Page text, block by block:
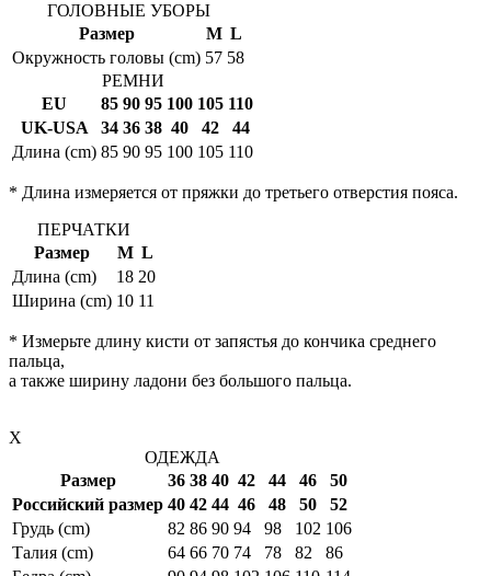
ГОЛОВНЫЕ УБОРЫ
Размер
M L
Окружность головы (cm) 57 58
РЕМНИ
EU
85 90 95 100 105 110
UK-USA
34 36 38 40 42
44
Длина (cm) 85 90 95 100 105 110
* Длина измеряется от пряжки до третьего отверстия пояса.
ПЕРЧАТКИ
Размер
M L
Длина (cm)
18 20
Ширина (cm) 10 11
* Измерьте длину кисти от запястья до кончика среднего
пальца,
а также ширину ладони без большого пальца.
X
ОДЕЖДА
Размер
36 38 40 42 44 46
50
Российский размер 40 42 44 46 48 50
52
Грудь (cm)
82 86 90 94 98 102 106
Талия (cm)
64 66 70 74 78 82
86